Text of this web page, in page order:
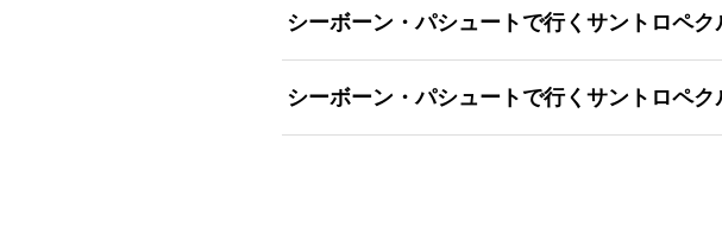
シーボーン・パシュートで行くサントロペク
シーボーン・パシュートで行くサントロペク